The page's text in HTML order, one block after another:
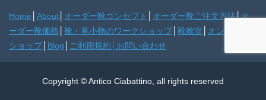
Home About オーダー靴コンセプト オーダー靴ご注文方法│オ
ーダー靴価格
靴・革小物のワークショップ│ 靴教室
オンライン
ショップ│ Blog ご利用規約 お問い合わせ
Copyright © Antico Ciabattino, all rights reserved